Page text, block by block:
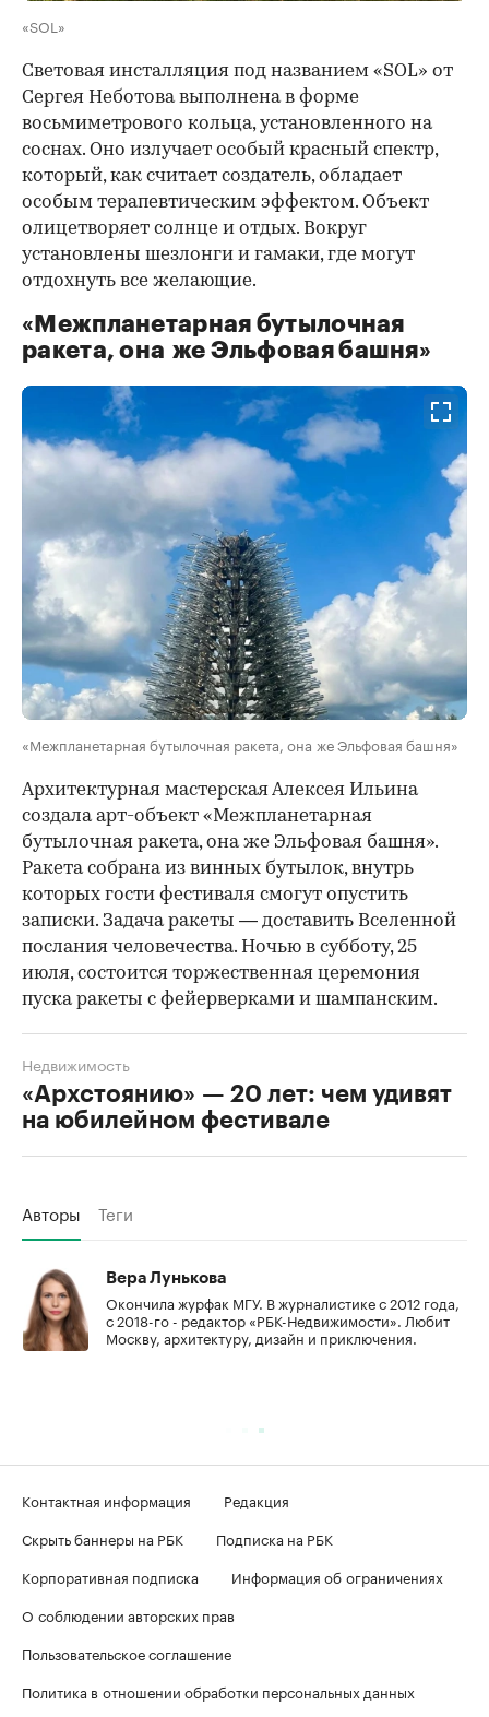
«SOL»
Световая инсталляция под названием «SOL» от
Сергея Неботова выполнена в форме
восьмиметрового кольца, установленного на
соснах. Оно излучает особый красный спектр,
который, как считает создатель, обладает
особым терапевтическим эффектом. Объект
олицетворяет солнце и отдых. Вокруг
установлены шезлонги и гамаки, где могут
отдохнуть все желающие.
«Межпланетарная бутылочная
ракета, она же Эльфовая башня»
«Межпланетарная бутылочная ракета, она же Эльфовая башня»
Архитектурная мастерская Алексея Ильина
создала арт-объект «Межпланетарная
бутылочная ракета, она же Эльфовая башня».
Ракета собрана из винных бутылок, внутрь
которых гости фестиваля смогут опустить
записки. Задача ракеты — доставить Вселенной
послания человечества. Ночью в субботу, 25
июля, состоится торжественная церемония
пуска ракеты с фейерверками и шампанским.
«Архстоянию» — 20 лет: чем удивят
на юбилейном фестивале
Недвижимость
Авторы Теги
Вера Лунькова
Окончила журфак МГУ. В журналистике с 2012 года,
с 2018-го - редактор «РБК-Недвижимости». Любит
Москву, архитектуру, дизайн и приключения.
Контактная информация
Редакция
Скрыть баннеры на РБК
Подписка на РБК
Корпоративная подписка
Информация об ограничениях
О соблюдении авторских прав
Пользовательское соглашение
Политика в отношении обработки персональных данных